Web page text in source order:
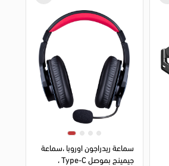
سماعة ريدراجون اوروبا ،سماعة
جيمينج بموصل Type-C ،